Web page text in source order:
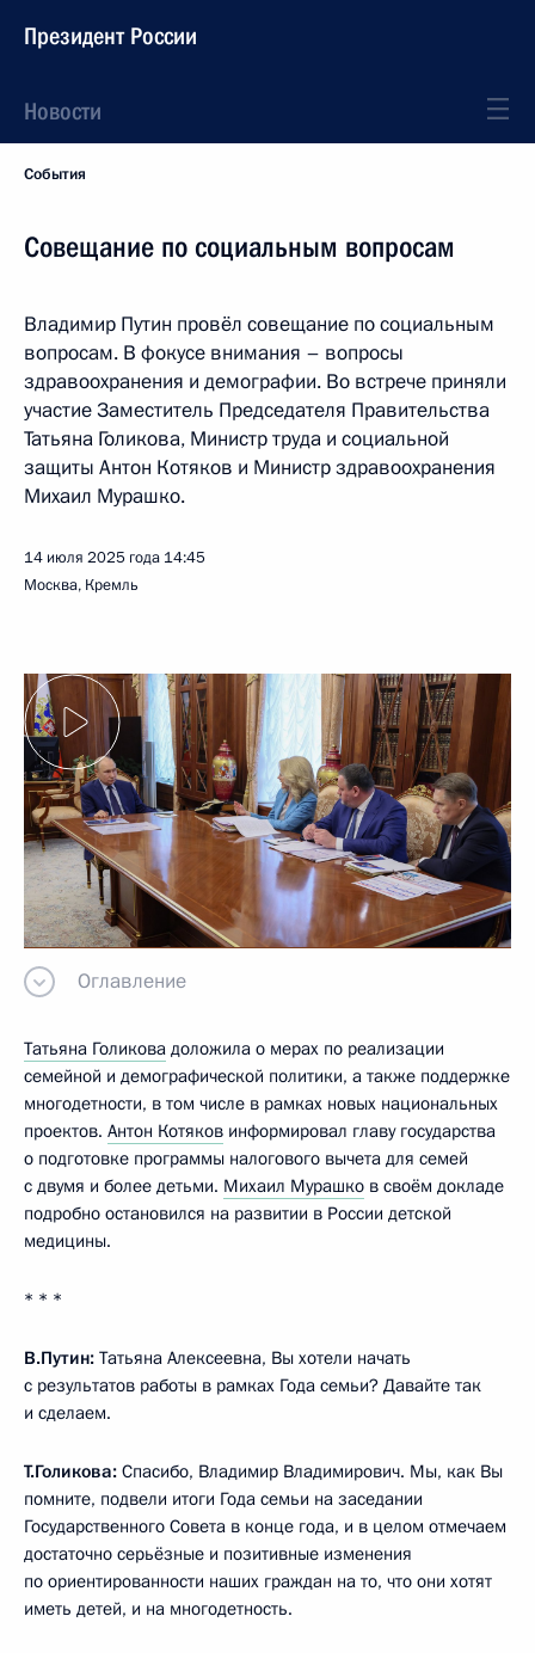
Президент России
Новости
События
Совещание по социальным вопросам
Владимир Путин провёл совещание по социальным
вопросам. В фокусе внимания – вопросы
здравоохранения и демографии. Во встрече приняли
участие Заместитель Председателя Правительства
Татьяна Голикова, Министр труда и социальной
защиты Антон Котяков и Министр здравоохранения
Михаил Мурашко.
14 июля 2025 года 14:45
Москва, Кремль
Оглавление
Татьяна Голикова доложила о мерах по реализации
семейной и демографической политики, а также поддержке
многодетности, в том числе в рамках новых национальных
проектов. Антон Котяков информировал главу государства
о подготовке программы налогового вычета для семей
с двумя и более детьми. Михаил Мурашко в своём докладе
подробно остановился на развитии в России детской
медицины.
* * *
В.Путин: Татьяна Алексеевна, Вы хотели начать
с результатов работы в рамках Года семьи? Давайте так
и сделаем.
Т.Голикова: Спасибо, Владимир Владимирович. Мы, как Вы
помните, подвели итоги Года семьи на заседании
Государственного Совета в конце года, и в целом отмечаем
достаточно серьёзные и позитивные изменения
по ориентированности наших граждан на то, что они хотят
иметь детей, и на многодетность.